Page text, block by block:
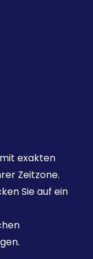
exakten
Zeitzone.
Sie auf ein